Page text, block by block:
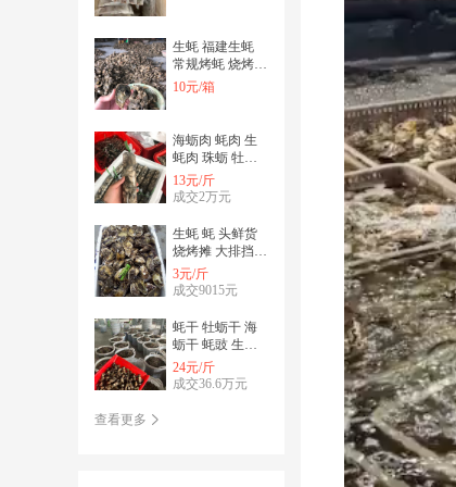
生蚝 福建生蚝
常规烤蚝 烧烤生
蚝 粉丝生蚝
10元/箱
海蛎肉 蚝肉 生
蚝肉 珠蛎 牡蛎
肉 蚵仔肉 珍珠
蚝肉 火锅
13元/斤
成交2万元
生蚝 蚝 头鲜货
烧烤摊 大排挡
烤生蚝 高压锅焖
生蚝
3元/斤
成交9015元
蚝干 牡蛎干 海
蛎干 蚝豉 生蚝
干 不抽油 干货
24元/斤
成交36.6万元
查看更多